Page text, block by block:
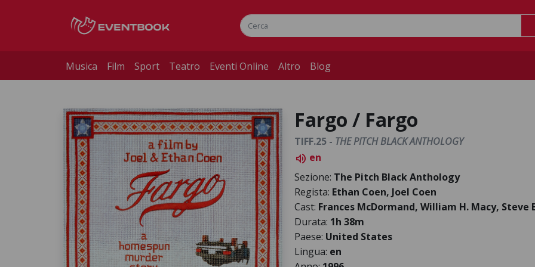
Musica Film Sport Teatro Eventi Online Altro Blog
Fargo / Fargo
TIFF.25 - THE PITCH BLACK ANTHOLOGY
volume_up en
Sezione: The Pitch Black Anthology
Regista: Ethan Coen, Joel Coen
Cast: Frances McDormand, William H. Macy, Steve
Durata: 1h 38m
Paese: United States
Lingua: en